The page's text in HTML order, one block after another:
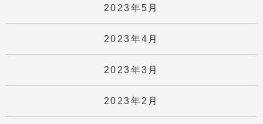
2023年5月
2023年4月
2023年3月
2023年2月